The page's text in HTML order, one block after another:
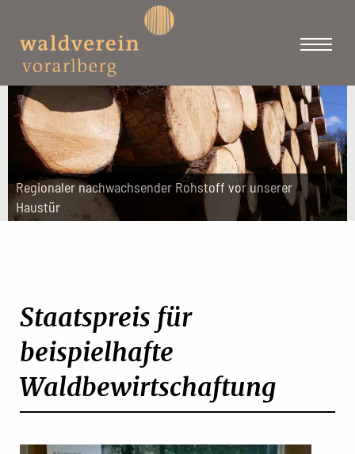
Regionaler nachwachsender Rohstoff vor unserer
Haustür
Staatspreis für
beispielhafte
Waldbewirtschaftung